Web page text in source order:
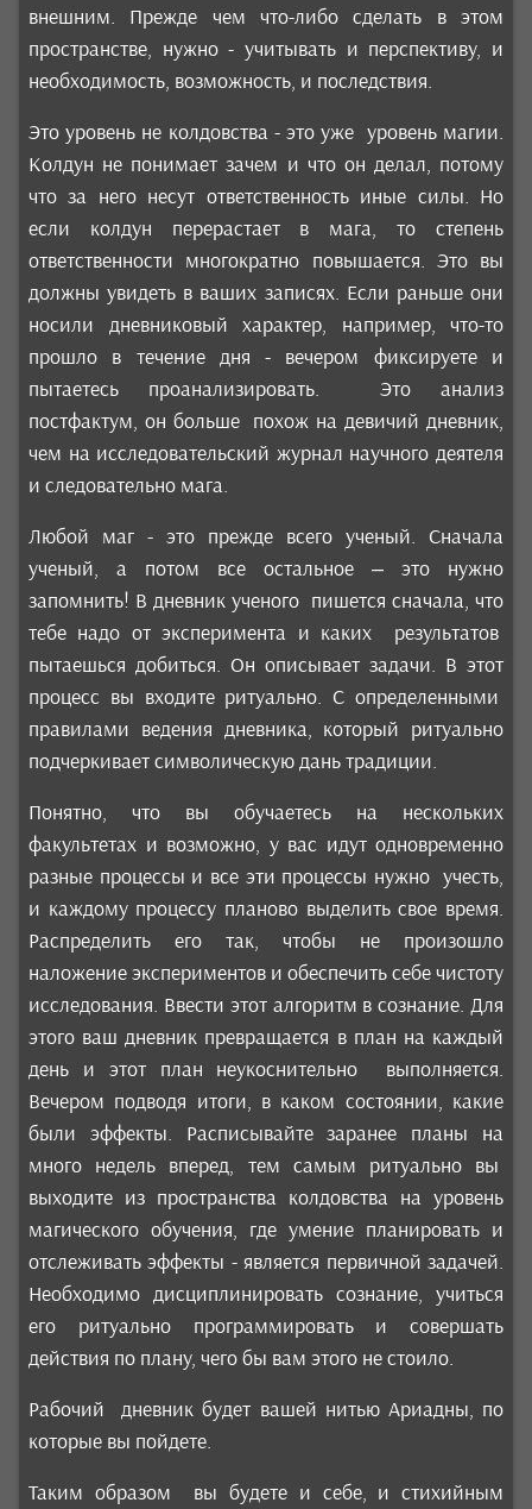
внешним. Прежде чем что-либо сделать в этом
пространстве, нужно - учитывать и перспективу, и
необходимость, возможность, и последствия.
Это уровень не колдовства - это уже уровень магии.
Колдун не понимает зачем и что он делал, потому
что за него несут ответственность иные силы. Но
если колдун перерастает в мага, то степень
ответственности многократно повышается. Это вы
должны увидеть в ваших записях. Если раньше они
носили дневниковый характер, например, что-то
прошло в течение дня - вечером фиксируете и
пытаетесь проанализировать. Это анализ
постфактум, он больше похож на девичий дневник,
чем на исследовательский журнал научного деятеля
и следовательно мага.
Любой маг - это прежде всего ученый. Сначала
ученый, а потом все остальное – это нужно
запомнить! В дневник ученого пишется сначала, что
тебе надо от эксперимента и каких результатов
пытаешься добиться. Он описывает задачи. В этот
процесс вы входите ритуально. С определенными
правилами ведения дневника, который ритуально
подчеркивает символическую дань традиции.
Понятно, что вы обучаетесь на нескольких
факультетах и возможно, у вас идут одновременно
разные процессы и все эти процессы нужно учесть,
и каждому процессу планово выделить свое время.
Распределить его так, чтобы не произошло
наложение экспериментов и обеспечить себе чистоту
исследования. Ввести этот алгоритм в сознание. Для
этого ваш дневник превращается в план на каждый
день и этот план неукоснительно выполняется.
Вечером подводя итоги, в каком состоянии, какие
были эффекты. Расписывайте заранее планы на
много недель вперед, тем самым ритуально вы
выходите из пространства колдовства на уровень
магического обучения, где умение планировать и
отслеживать эффекты - является первичной задачей.
Необходимо дисциплинировать сознание, учиться
его ритуально программировать и совершать
действия по плану, чего бы вам этого не стоило.
Рабочий дневник будет вашей нитью Ариадны, по
которые вы пойдете.
Таким образом вы будете и себе, и стихийным